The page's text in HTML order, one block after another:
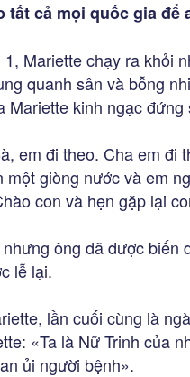
tất cả mọi quốc gia
Mariette chạy ra khỏi
quanh sân và bỗng
Mariette kinh ngạc
em đi theo. Cha em đi
giòng nước và em
con và hẹn gặp lại
ông đã được biến
lễ lại.
lần cuối cùng là
«Ta là Nữ Trinh của
ủi người bệnh».